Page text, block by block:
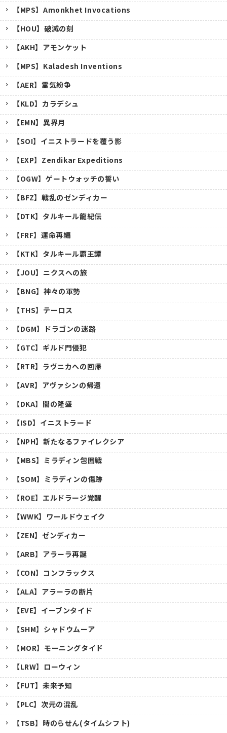
【MPS】Amonkhet Invocations
【HOU】破滅の刻
【AKH】アモンケット
【MPS】Kaladesh Inventions
【AER】霊気紛争
【KLD】カラデシュ
【EMN】異界月
【SOI】イニストラードを覆う影
【EXP】Zendikar Expeditions
【OGW】ゲートウォッチの誓い
【BFZ】戦乱のゼンディカー
【DTK】タルキール龍紀伝
【FRF】運命再編
【KTK】タルキール覇王譚
【JOU】ニクスへの旅
【BNG】神々の軍勢
【THS】テーロス
【DGM】ドラゴンの迷路
【GTC】ギルド門侵犯
【RTR】ラヴニカへの回帰
【AVR】アヴァシンの帰還
【DKA】闇の隆盛
【ISD】イニストラード
【NPH】新たなるファイレクシア
【MBS】ミラディン包囲戦
【SOM】ミラディンの傷跡
【ROE】エルドラージ覚醒
【WWK】ワールドウェイク
【ZEN】ゼンディカー
【ARB】アラーラ再誕
【CON】コンフラックス
【ALA】アラーラの断片
【EVE】イーブンタイド
【SHM】シャドウムーア
【MOR】モーニングタイド
【LRW】ローウィン
【FUT】未来予知
【PLC】次元の混乱
【TSB】時のらせん(タイムシフト)